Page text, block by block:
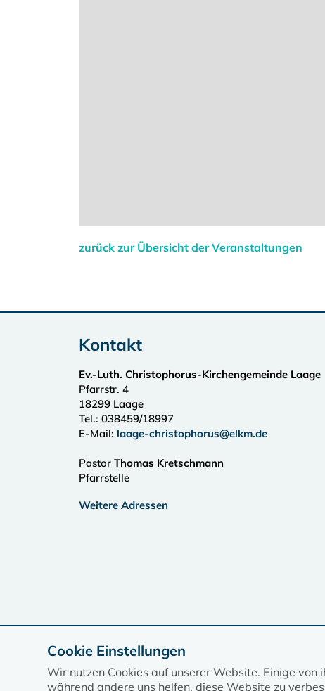
zurück zur Übersicht der Veranstaltungen
Kontakt
Ev.-Luth. Christophorus-Kirchengemeinde Laage
Pfarrstr. 4
18299 Laage
Tel.: 038459/18997
E-Mail: laage-christophorus@elkm.de
Pastor Thomas Kretschmann
Pfarrstelle
Weitere Adressen
Cookie Einstellungen
Wir nutzen Cookies auf unserer Website. Einige von
während andere uns helfen, diese Website zu